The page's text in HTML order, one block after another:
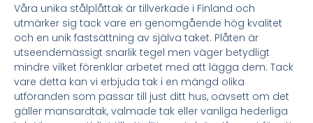
Våra unika stålplåttak är tillverkade i Finland och
utmärker sig tack vare en genomgående hög kvalitet
och en unik fastsättning av själva taket. Plåten är
utseendemässigt snarlik tegel men väger betydligt
mindre vilket förenklar arbetet med att lägga dem. Tack
vare detta kan vi erbjuda tak i en mängd olika
utföranden som passar till just ditt hus, oavsett om det
gäller mansardtak, valmade tak eller vanliga hederliga